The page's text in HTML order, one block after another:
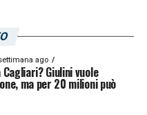
ago
Giulini vuole
ma per 20 milioni può